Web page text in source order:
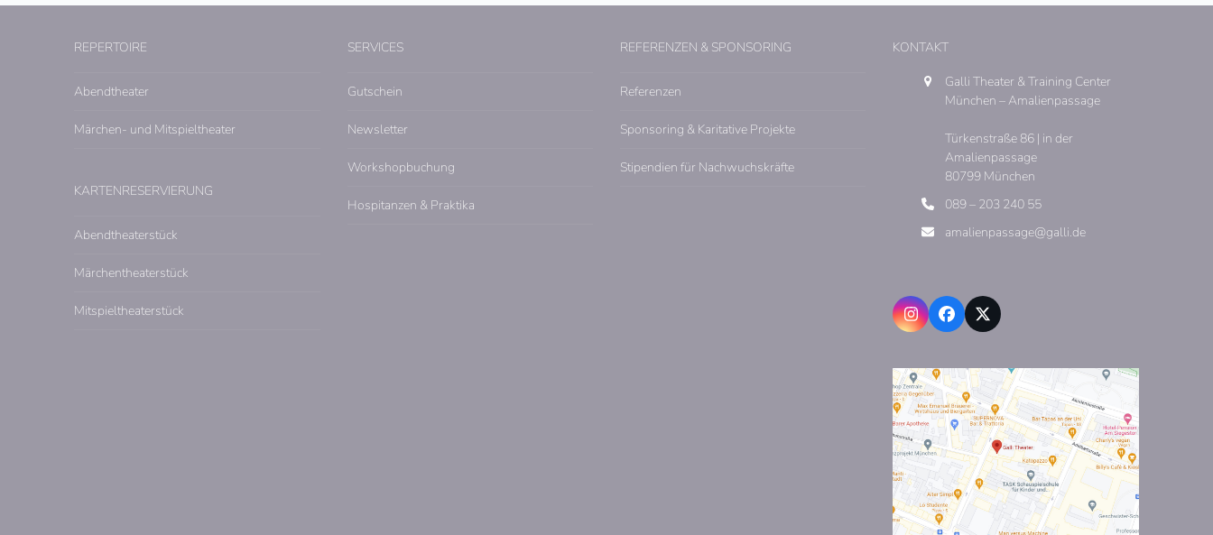
REPERTOIRE
Abendtheater
Märchen- und Mitspieltheater
KARTENRESERVIERUNG
Abendtheaterstück
Märchentheaterstück
Mitspieltheaterstück
SERVICES
Gutschein
Newsletter
Workshopbuchung
Hospitanzen & Praktika
REFERENZEN & SPONSORING
Referenzen
Sponsoring & Karitative Projekte
Stipendien für Nachwuchskräfte
KONTAKT
Galli Theater & Training Center
München – Amalienpassage
Türkenstraße 86 | in der
Amalienpassage
80799 München
089 – 203 240 55
amalienpassage@galli.de
Instagram
Facebook
X